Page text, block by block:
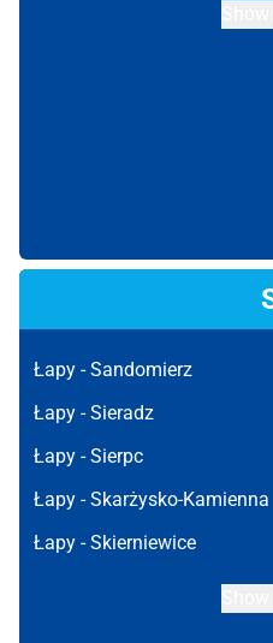
Łapy -Sandomierz
Łapy -Sieradz
Łapy -Sierpc
Łapy -Skarżysko-Kamienna
Łapy -Skierniewice